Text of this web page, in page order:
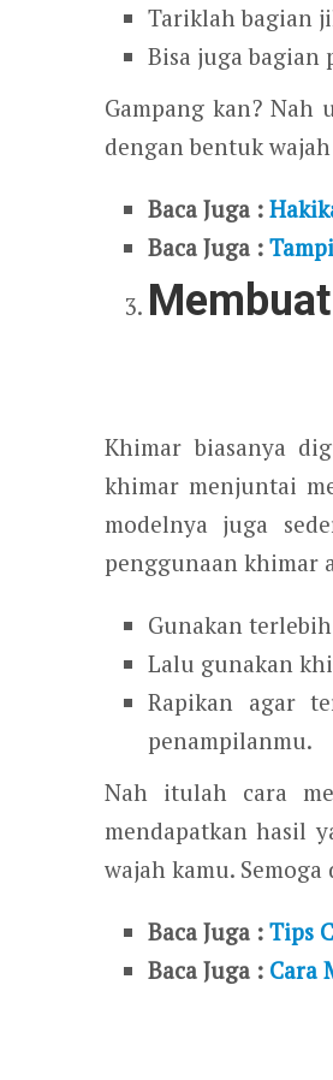
Tariklah bagian
Bisa juga bagian
Gampang kan?
dengan bentuk
Baca Juga :
Baca Juga :
Khimar biasanya
khimar menjuntai
modelnya juga
penggunaan khimar
Gunakan
Lalu gunakan
Rapikan agar
penampilanmu.
Nah itulah cara
mendapatkan hasil
wajah kamu.
Baca Juga :Tips
Baca Juga : Cara